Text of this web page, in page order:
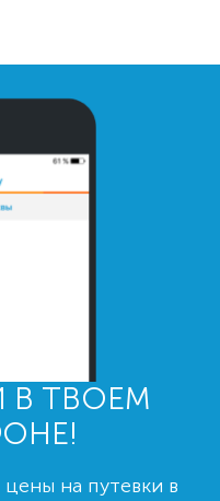
В ТВОЕМ
на путевки в